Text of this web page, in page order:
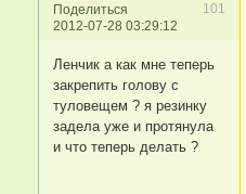
Поделиться
101
2012-07-28 03:29:12
Ленчик а как мне теперь
закрепить голову с
туловещем ? я резинку
задела уже и протянула
и что теперь делать ?